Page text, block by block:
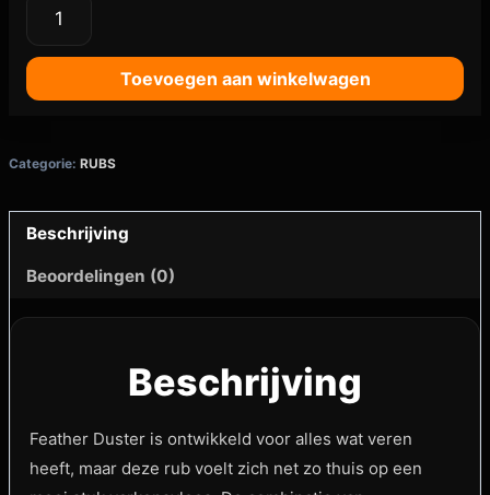
Toevoegen aan winkelwagen
Categorie: RUBS
Beschrijving
Beoordelingen (0)
Beschrijving
Feather Duster is ontwikkeld voor alles wat veren
heeft, maar deze rub voelt zich net zo thuis op een